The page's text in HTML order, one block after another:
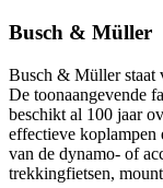
Busch & Müller
Busch & Müller staat
De toonaangevende
beschikt al 100 jaar
effectieve koplampen
van de dynamo- of
trekkingfietsen,